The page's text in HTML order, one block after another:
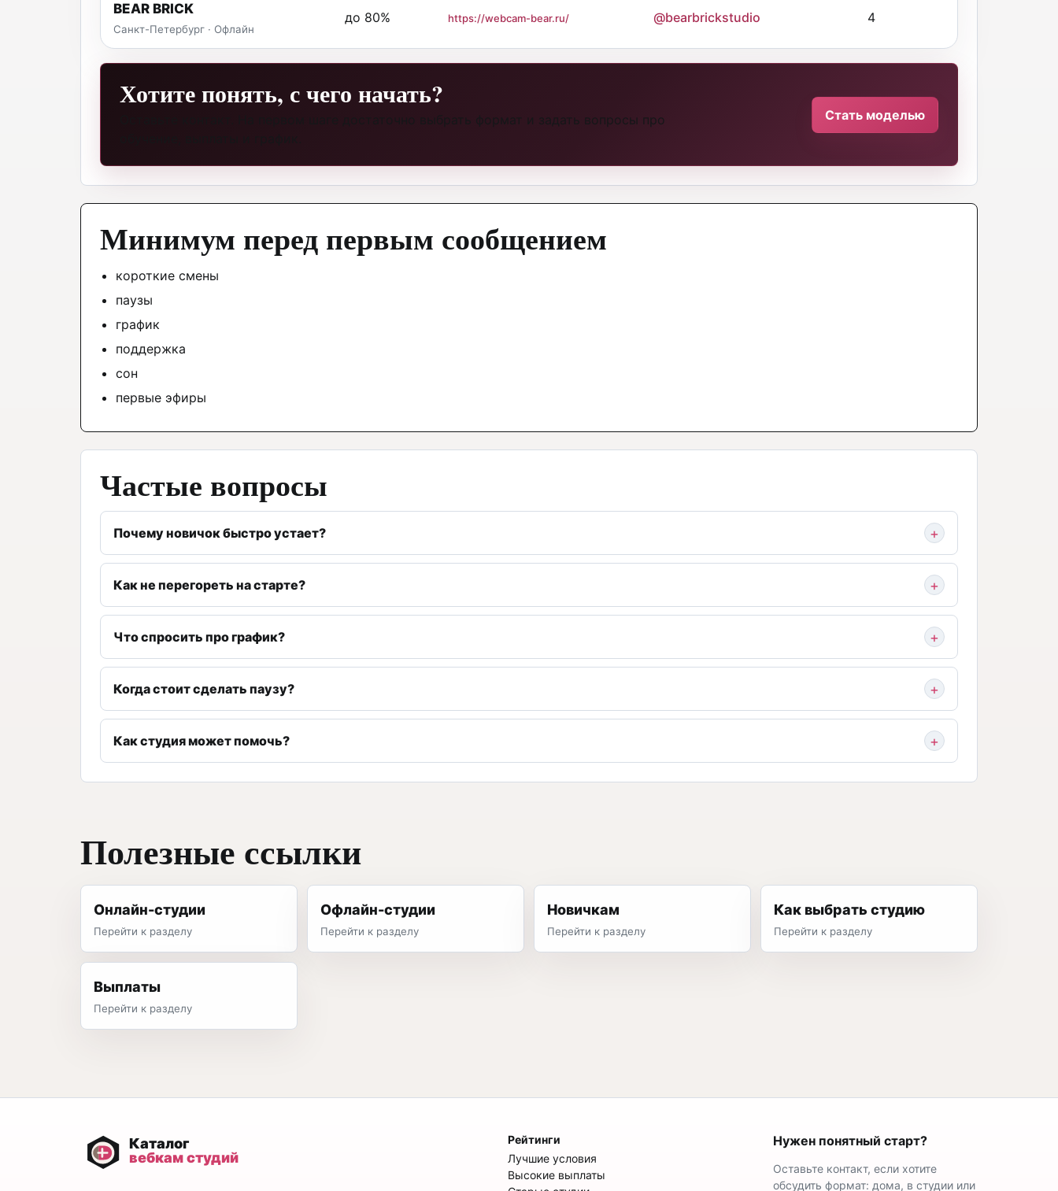
BEAR BRICK
Санкт-Петербург · Офлайн
до 80% https://webcam-bear.ru/ @bearbrickstudio 4
Хотите понять, с чего начать?
Оставьте контакт. На первом шаге достаточно выбрать формат и задать вопросы про
Стать моделью
Минимум перед первым сообщением
короткие смены
паузы
график
поддержка
сон
первые эфиры
Частые вопросы
Почему новичок быстро устает?
Как не перегореть на старте?
Что спросить про график?
Когда стоит сделать паузу?
Как студия может помочь?
Полезные ссылки
Онлайн-студии
Перейти к разделу
Офлайн-студии
Перейти к разделу
Новичкам
Перейти к разделу
Как выбрать студию
Перейти к разделу
Выплаты
Перейти к разделу
Рейтинги
Лучшие условия
Высокие выплаты
Нужен понятный старт?
Оставьте контакт, если хотите
обсудить формат: дома, в студии или